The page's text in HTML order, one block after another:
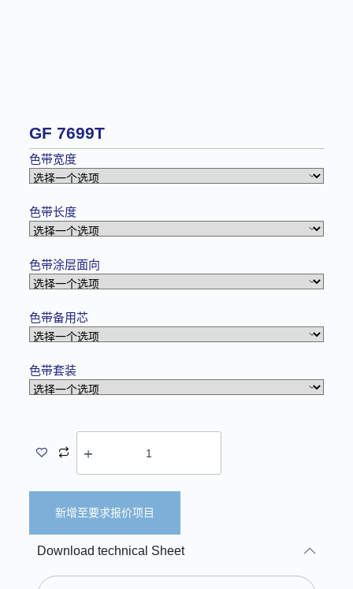
GF 7699T
色带宽度
色带长度
色带涂层面向
色带备用芯
色带套装
新增至要求报价项目
Download technical Sheet